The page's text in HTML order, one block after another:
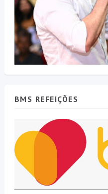
BMS REFEIÇÕES